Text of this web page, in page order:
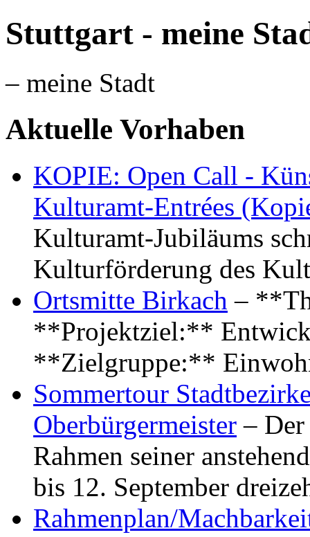
Stuttgart - meine
– meine Stadt
Aktuelle Vorhaben
KOPIE: Open Call -
Kulturamt-Entrées
Kulturamt-Jubiläums
Kulturförderung des
Ortsmitte Birkach –
**Projektziel:**
**Zielgruppe:**
Sommertour
Oberbürgermeister –
Rahmen seiner
bis 12. September
Rahmenplan/